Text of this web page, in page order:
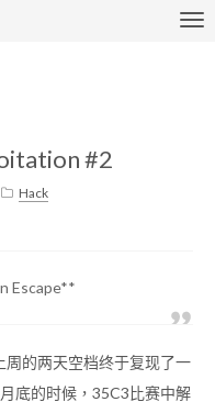
#2
Hack
Escape**
的两天空档终于复现了一
底的时候，35C3比赛中解